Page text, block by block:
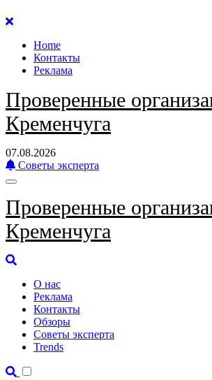
Перейти
содержанию
Home
Контакты
Реклама
Проверенные
Кременчуга
07.08.2026
Советы эксперта
Проверенные
Кременчуга
О нас
Реклама
Контакты
Обзоры
Советы эксперта
Trends